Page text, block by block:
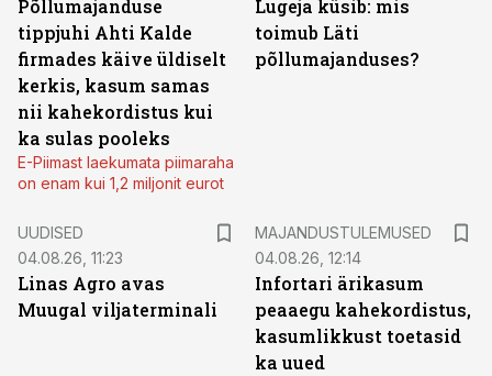
Põllumajanduse
tippjuhi Ahti Kalde
firmades käive üldiselt
kerkis, kasum samas
nii kahekordistus kui
ka sulas pooleks
E-Piimast laekumata piimaraha
on enam kui 1,2 miljonit eurot
Lugeja küsib: mis
toimub Läti
põllumajanduses?
UUDISED
04.08.26, 11:23
Linas Agro avas
Muugal viljaterminali
MAJANDUSTULEMUSED
04.08.26, 12:14
Infortari ärikasum
peaaegu kahekordistus,
kasumlikkust toetasid
ka uued